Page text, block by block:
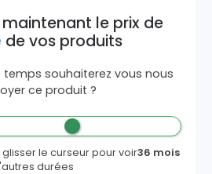
maintenant le prix de
de vos produits
souhaiterez vous nous
ce produit ?
glisser le curseur pour voir
durées
36 mois